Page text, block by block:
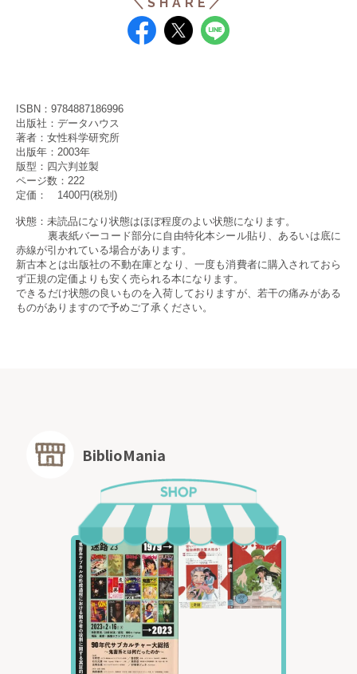
ISBN： 9784887186996
出版社：データハウス
著者：女性科学研究所
出版年：2003年
版型：四六判並製
ページ数：222
定価： 1400円(税別)
状態：未読品になり状態はほぼ程度のよい状態になります。
裏表紙バーコード部分に自由特化本シール貼り、あるいは底に
赤線が引かれている場合があります。
新古本とは出版社の不動在庫となり、一度も消費者に購入されておら
ず正規の定価よりも安く売られる本になります。
できるだけ状態の良いものを入荷しておりますが、若干の痛みがある
ものがありますので予めご了承ください。
BiblioMania